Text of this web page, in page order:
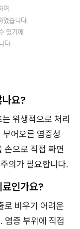
요?
위생적으로 처리
어오른 염증성
손으로 직접 짜면
의가 필요합니다.
인가요?
로 비우기 어려운
염증 부위에 직접